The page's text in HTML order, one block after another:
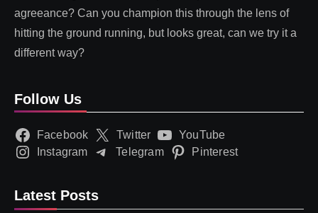
agreeance? Can you champion this through the lens of
hitting the ground running, but looks great, can we try it a
different way?
Follow Us
Facebook Twitter
YouTube
Instagram
Telegram Pinterest
Latest Posts